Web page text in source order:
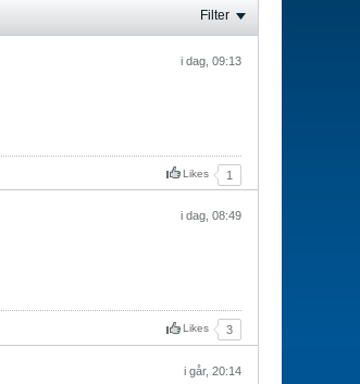
Filter
i dag, 09:13
Likes 1
i dag, 08:49
Likes 3
i går, 20:14